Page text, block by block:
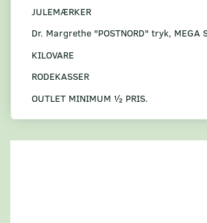
JULEMÆRKER
Dr. Margrethe "POSTNORD" tryk, MEGA
KILOVARE
RODEKASSER
OUTLET MINIMUM ½ PRIS.